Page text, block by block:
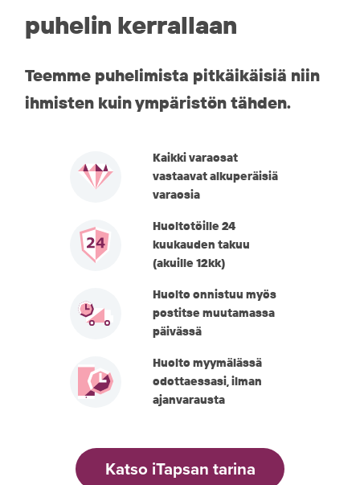
puhelin kerrallaan
Teemme puhelimista pitkäikäisiä niin
ihmisten kuin ympäristön tähden.
Kaikki varaosat
vastaavat alkuperäisiä
varaosia
Huoltotöille 24
kuukauden takuu
(akuille 12kk)
Huolto onnistuu myös
postitse muutamassa
päivässä
Huolto myymälässä
odottaessasi, ilman
ajanvarausta
Katso iTapsan tarina